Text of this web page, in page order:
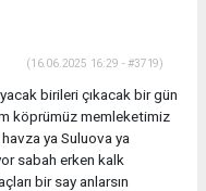
(16.06.2025 16:29 - #3719)
birileri çıkacak bir gün
köprümüz memleketimiz
ya Suluova ya
sabah erken kalk
bir say anlarsın